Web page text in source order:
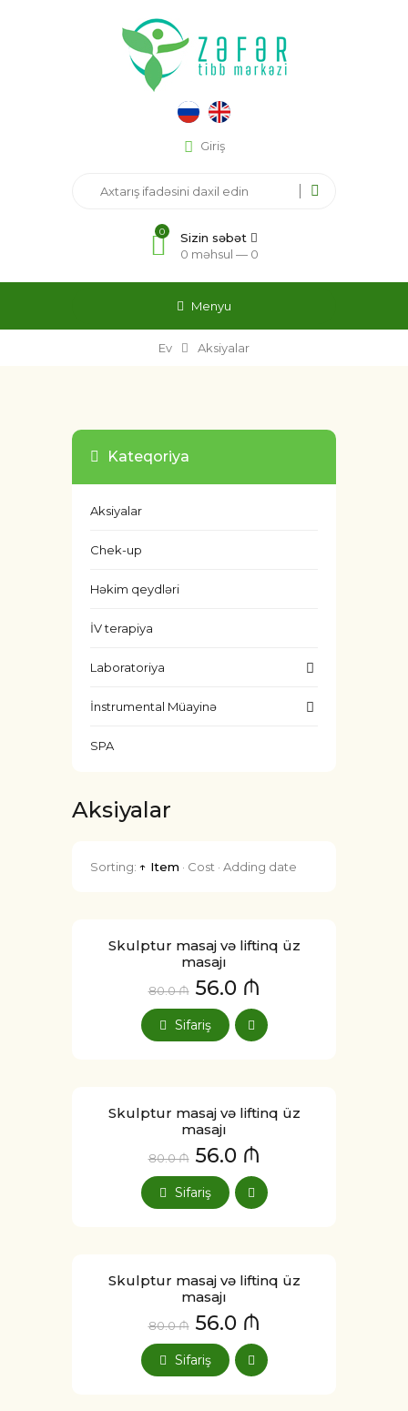
Giriş
0
Sizin səbət
0 məhsul — 0
Menyu
Ev Aksiyalar
Kateqoriya
Aksiyalar
Chek-up
Həkim qeydləri
İV terapiya
Laboratoriya
İnstrumental Müayinə
SPA
Aksiyalar
Sorting: ↑ Item · Cost · Adding date
Skulptur masaj və liftinq üz
masajı
80.0 ₼ 56.0 ₼
Sifariş
Skulptur masaj və liftinq üz
masajı
80.0 ₼ 56.0 ₼
Sifariş
Skulptur masaj və liftinq üz
masajı
80.0 ₼ 56.0 ₼
Sifariş